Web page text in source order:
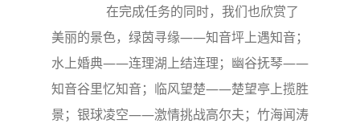
在完成任务的同时，我们也欣赏了
美丽的景色，绿茵寻缘——知音坪上遇知音；
水上婚典——连理湖上结连理；幽谷抚琴——
知音谷里忆知音；临风望楚——楚望亭上揽胜
景；银球凌空——激情挑战高尔夫；竹海闻涛